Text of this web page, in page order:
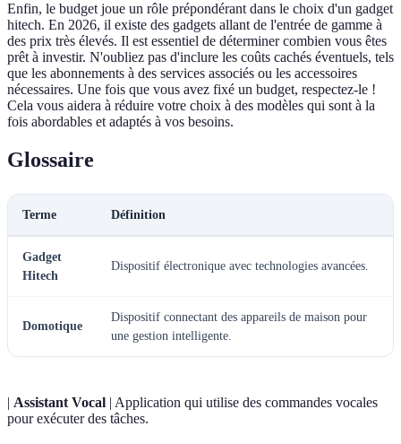
Enfin, le budget joue un rôle prépondérant dans le choix d'un gadget
hitech. En 2026, il existe des gadgets allant de l'entrée de gamme à
des prix très élevés. Il est essentiel de déterminer combien vous êtes
prêt à investir. N'oubliez pas d'inclure les coûts cachés éventuels, tels
que les abonnements à des services associés ou les accessoires
nécessaires. Une fois que vous avez fixé un budget, respectez-le !
Cela vous aidera à réduire votre choix à des modèles qui sont à la
fois abordables et adaptés à vos besoins.
Glossaire
Terme Définition
Gadget
Hitech
Dispositif électronique avec technologies avancées.
Domotique
Dispositif connectant des appareils de maison pour
une gestion intelligente.
| Assistant Vocal | Application qui utilise des commandes vocales
pour exécuter des tâches.